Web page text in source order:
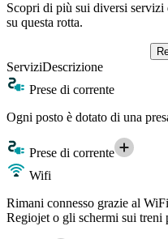
Scopri di più sui diversi
su questa rotta.
ServiziDescrizione
Prese di corrente
Ogni posto è dotato di una
Prese di corrente
Wifi
Rimani connesso grazie al
Regiojet o gli schermi sui